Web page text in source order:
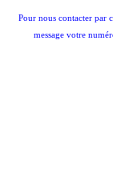
Pour nous contacter par
message votre